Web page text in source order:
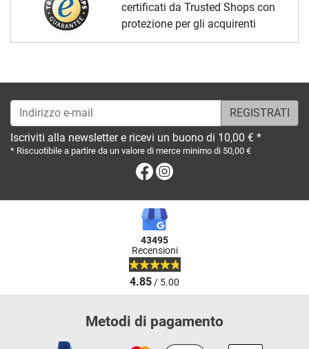
certificati da Trusted Shops con
protezione per gli acquirenti
Indirizzo e-mail
Iscriviti alla newsletter e ricevi un buono di 10,00 € *
* Riscuotibile a partire da un valore di merce minimo di 50,00 €
Facebook
43495
Recensioni
4.85/ 5.00
Metodi di pagamento